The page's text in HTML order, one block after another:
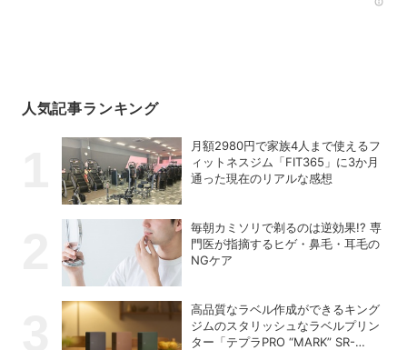
人気記事ランキング
月額2980円で家族4人まで使えるフ
ィットネスジム「FIT365」に3か月
通った現在のリアルな感想
毎朝カミソリで剃るのは逆効果!? 専
門医が指摘するヒゲ・鼻毛・耳毛の
NGケア
高品質なラベル作成ができるキング
ジムのスタリッシュなラベルプリン
ター「テプラPRO “MARK” SR-